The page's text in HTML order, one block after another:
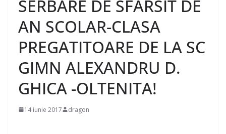
SERBARE DE SFARSIT DE
AN SCOLAR-CLASA
PREGATITOARE DE LA SC
GIMN ALEXANDRU D.
GHICA -OLTENITA!
14 iunie 2017 dragon